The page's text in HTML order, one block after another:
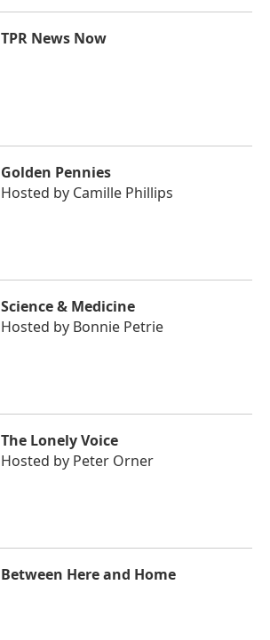
TPR News Now
Golden Pennies
Hosted by Camille Phillips
Science & Medicine
Hosted by Bonnie Petrie
The Lonely Voice
Hosted by Peter Orner
Between Here and Home